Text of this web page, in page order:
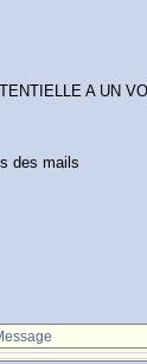
A UN
des mails